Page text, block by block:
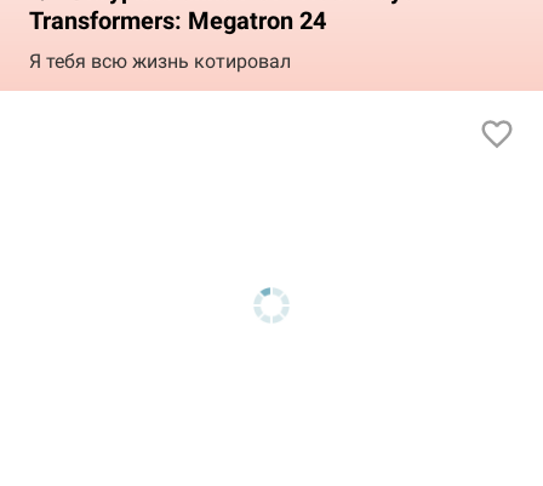
Transformers: Megatron 24
Я тебя всю жизнь котировал